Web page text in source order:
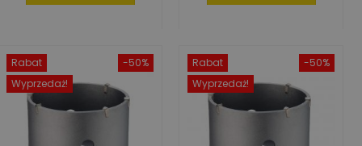
-50%
Rabat
Wyprzedaż!
-50%
Rabat
Wyprzedaż!